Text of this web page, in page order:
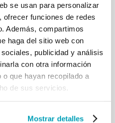
se usan para personalizar
funciones de redes
Además, compartimos
haga del sitio web con
publicidad y análisis
con otra información
que hayan recopilado a
de sus servicios.
Mostrar detalles
Cuerpo Diplomático.
Uganda ha mostrado
por acoger a los
reconstruir sus vidas
mundo, atrapado en